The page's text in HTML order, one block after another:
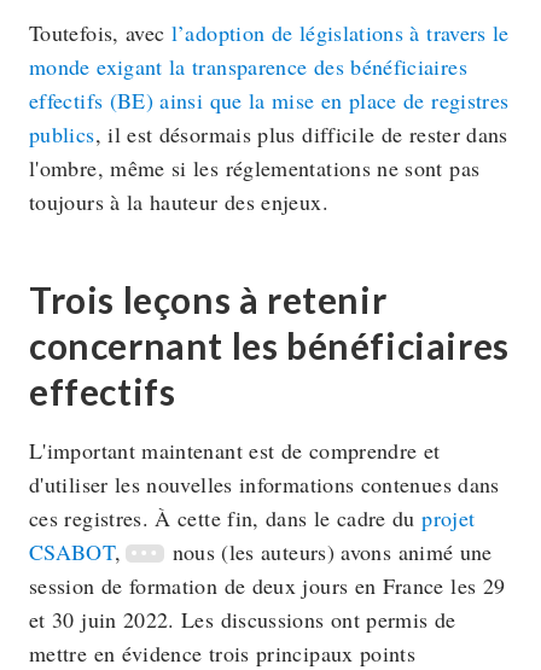
Toutefois, avec l’adoption de législations à travers le
monde exigant la transparence des bénéficiaires
effectifs (BE) ainsi que la mise en place de registres
publics, il est désormais plus difficile de rester dans
l'ombre, même si les réglementations ne sont pas
toujours à la hauteur des enjeux.
Trois leçons à retenir
concernant les bénéficiaires
effectifs
L'important maintenant est de comprendre et
d'utiliser les nouvelles informations contenues dans
ces registres. À cette fin, dans le cadre duprojet
CSABOT,
nous (les auteurs) avons animé une
session de formation de deux jours en France les 29
et 30 juin 2022. Les discussions ont permis de
mettre en évidence trois principaux points